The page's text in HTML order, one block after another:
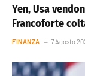
Yen, Usa
Francoforte
FINANZA 7 Agosto